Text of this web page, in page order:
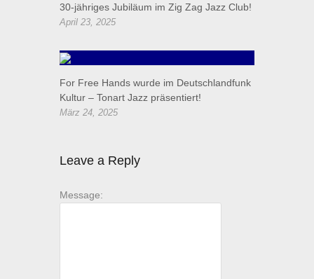
30-jähriges Jubiläum im Zig Zag Jazz Club!
April 23, 2025
For Free Hands wurde im Deutschlandfunk
Kultur – Tonart Jazz präsentiert!
März 24, 2025
Leave a Reply
Message: